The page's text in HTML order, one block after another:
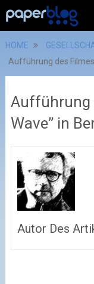
HOME
Aufführung des Filmes
Aufführung
Wave” in
Autor Des